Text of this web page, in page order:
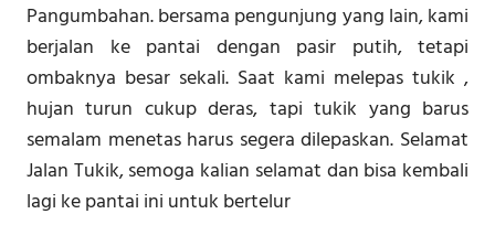
Pangumbahan. bersama pengunjung yang lain, kami
berjalan ke pantai dengan pasir putih, tetapi
ombaknya besar sekali. Saat kami melepas tukik ,
hujan turun cukup deras, tapi tukik yang barus
semalam menetas harus segera dilepaskan. Selamat
Jalan Tukik, semoga kalian selamat dan bisa kembali
lagi ke pantai ini untuk bertelur